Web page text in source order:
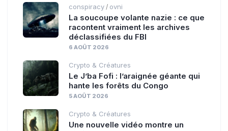
conspiracy / ovni
La soucoupe volante nazie : ce que
racontent vraiment les archives
déclassifiées du FBI
6 AOÛT 2026
Crypto & Créatures
Le J’ba Fofi : l’araignée géante qui
hante les forêts du Congo
5 AOÛT 2026
Crypto & Créatures
Une nouvelle vidéo montre un